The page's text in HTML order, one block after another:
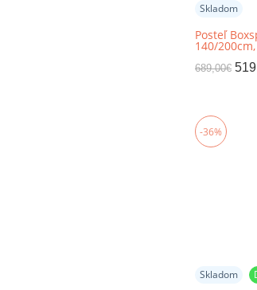
Skladom
Posteľ
140/
689,00€
-36%
Skladom